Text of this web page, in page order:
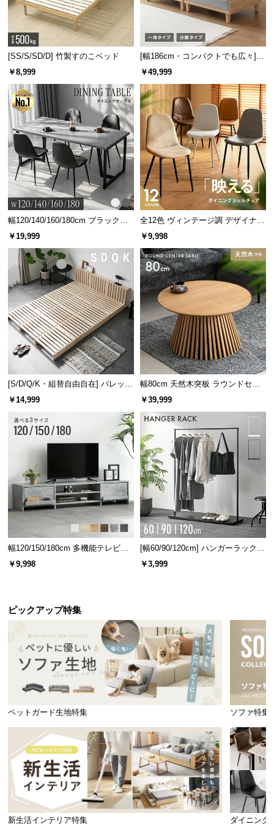
[SS/S/SD/D] 竹製すのこベッド
￥8,999
[幅186cm・コンパクトでも広々] 3
人掛けソファベッド リクライニン
￥49,999
幅120/140/160/180cm ブラックフ
レーム ダイニング 大理石調 4人掛
￥19,999
全12色 ヴィンテージ調 デザイナー
ズシェルチェア
￥9,998
[S/D/Q/K・組替自由自在] パレット
ベッド 8/12/16枚セット
￥14,999
幅80cm 天然木突板 ラウンドセン
ターテーブル 美しい格子デザイン
￥39,999
幅120/150/180cm 多機能テレビボ
ード 木目/石目調 オープン収納・
引き出し収納付き
￥9,998
[幅60/90/120cm] ハンガーラック
スチール 4段階高さ調節 サイドフ
ック オープンラック シンプル
￥3,999
ピックアップ特集
ペットガード生地特集 ソファ特集
新生活インテリア特集 ダイニング